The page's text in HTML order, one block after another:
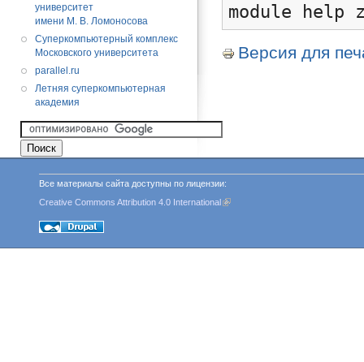
университет
имени М. В. Ломоносова
Суперкомпьютерный комплекс
Московского университета
parallel.ru
Летняя суперкомпьютерная
академия
module help
Версия для
Все материалы сайта доступны по лицензии:
Creative Commons Attribution 4.0 International